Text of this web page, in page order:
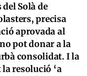
Solà de
precisa
aprovada al
pot donar a la
consolidat. I la
resolució ‘a